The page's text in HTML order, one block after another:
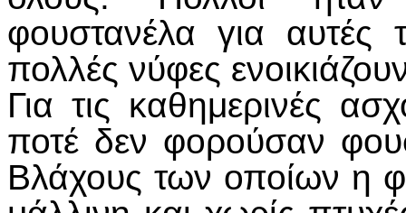
φουστανέλα για αυτές
πολλές νύφες
Για τις καθημερινές
ποτέ δεν φορούσαν
Βλάχους των οποίων η